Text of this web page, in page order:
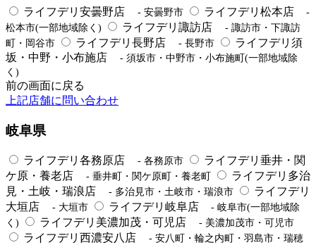
ライフデリ安曇野店 - 安曇野市 ライフデリ松本店
-
松本市(一部地域除く)
ライフデリ諏訪店
- 諏訪市・下諏訪
町・岡谷市
ライフデリ長野店 - 長野市
ライフデリ須
坂・中野・小布施店
- 須坂市・中野市・小布施町(一部地域除
く)
前の画面に戻る
上記店舗に問い合わせ
岐阜県
ライフデリ各務原店 - 各務原市
ライフデリ垂井・関
ケ原・養老店
- 垂井町・関ケ原町・養老町
ライフデリ多治
見・土岐・瑞浪店
- 多治見市・土岐市・瑞浪市
ライフデリ
大垣店
- 大垣市 ライフデリ岐阜店
- 岐阜市(一部地域除
く)
ライフデリ美濃加茂・可児店 - 美濃加茂市・可児市
ライフデリ西濃安八店
- 安八町・輪之内町・羽島市・瑞穂